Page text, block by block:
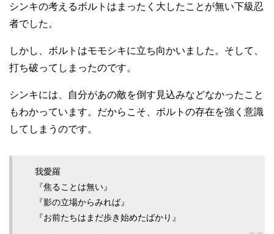
シンキの考えるボルトはまったく大したことが無い下級忍
者でした。
しかし、ボルトはモモシキに立ち向かいました。そして、
打ち破ってしまったのです。
シンキには、自分があの敵を倒す見込みなどなかったこと
もわかっています。だからこそ、ボルトの存在を強く意識
してしまうのです。
我愛羅
『焦ることは無い』
『影の立場からみれば』
『お前たちはまだ歩き始めたばかり』